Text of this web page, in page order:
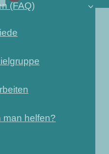
(FAQ)
man helfen?